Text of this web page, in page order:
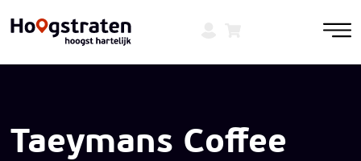
Taeymans Coffee